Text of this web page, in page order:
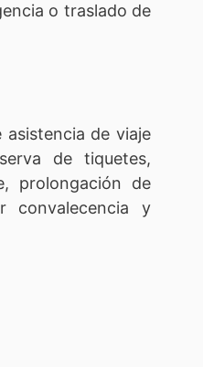
o traslado de
de viaje
de tiquetes,
prolongación de
convalecencia y